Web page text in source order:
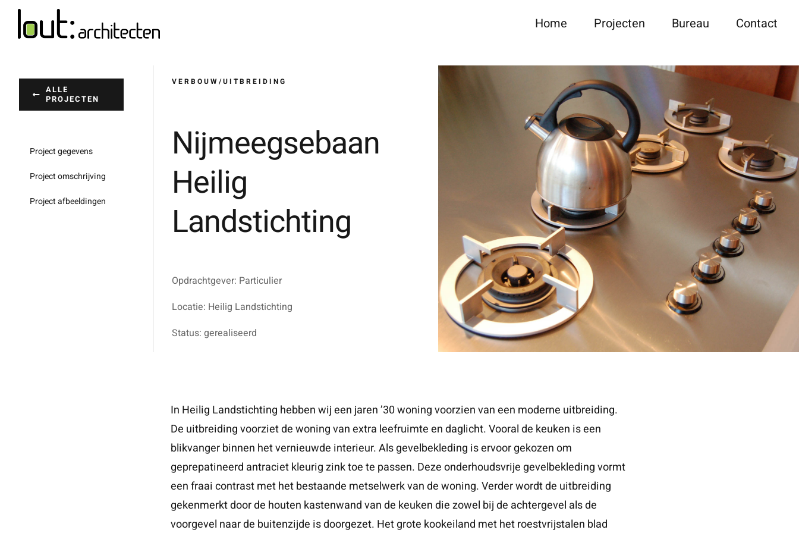
Home Projecten Bureau Contact
VERBOUW/UITBREIDING
Nijmeegsebaan
Heilig
Landstichting
Opdrachtgever: Particulier
Locatie: Heilig Landstichting
Status: gerealiseerd
In Heilig Landstichting hebben wij een jaren ’30 woning voorzien van een moderne uitbreiding.
De uitbreiding voorziet de woning van extra leefruimte en daglicht. Vooral de keuken is een
blikvanger binnen het vernieuwde interieur. Als gevelbekleding is ervoor gekozen om
geprepatineerd antraciet kleurig zink toe te passen. Deze onderhoudsvrije gevelbekleding vormt
een fraai contrast met het bestaande metselwerk van de woning. Verder wordt de uitbreiding
gekenmerkt door de houten kastenwand van de keuken die zowel bij de achtergevel als de
voorgevel naar de buitenzijde is doorgezet. Het grote kookeiland met het roestvrijstalen blad
ALLE
PROJECTEN
Project gegevens
Project omschrijving
Project afbeeldingen